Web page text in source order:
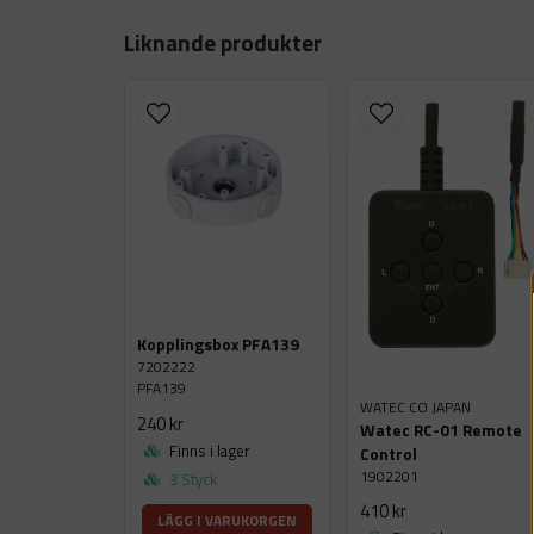
Liknande produkter
Kopplingsbox PFA139
7202222
PFA139
240 kr
Finns i lager
3 Styck
LÄGG I VARUKORGEN
WATEC CO JAPAN
Watec RC-01 Remote
Control
1902201
410 kr